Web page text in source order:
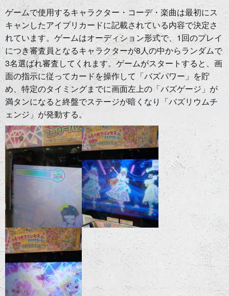
ゲームで使用するキャラクター・コーデ・楽曲は最初にス
キャンしたアイプリカードに記載されている内容で決定さ
れています。ゲームはオーディション形式で、1回のプレイ
につき審査員となるキャラクターが8人の中からランダムで
3名選ばれ審査してくれます。ゲームがスタートすると、画
面の指示に従ってカードを操作して「バズパワー」を貯
め、特定のタイミングまでに画面左上の「バズゲージ」が
満タンになると終盤でステージが暗くなり「バズリウムチ
ェンジ」が発動する。